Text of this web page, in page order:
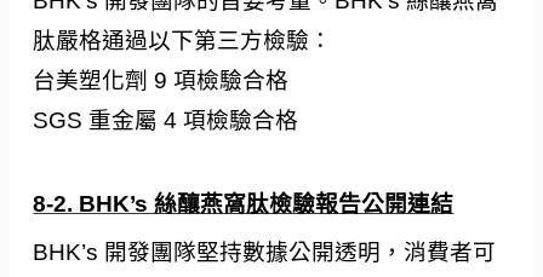
肽嚴格通過以下第三方檢驗：
台美塑化劑 9 項檢驗合格
SGS 重金屬 4 項檢驗合格
8-2. BHK’s 絲釀燕窩肽檢驗報告公開連結
BHK’s 開發團隊堅持數據公開透明，消費者可